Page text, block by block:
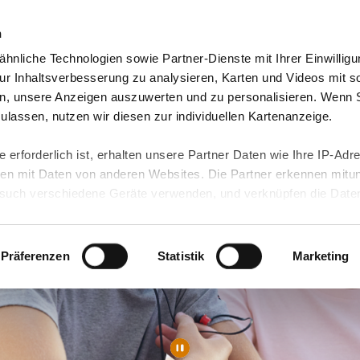
Technologien sowie Partner-Dienste mit Ihrer
Inhaltsverbesserung zu analysieren, Karten und Videos mit
unsere Anzeigen auszuwerten und zu personalisieren. Wenn
nutzen wir diesen zur individuellen Kartenanzeige.
erforderlich ist, erhalten unsere Partner Daten wie Ihre IP-
mit Daten von anderen Websites. Die Partner erkennen
verschiedene Geräte verwenden, und verknüpfen die Daten
ist kein der EU gleichwertiges Datenschutzniveau
Daten führen kann.
unserenDatenschutzhinweisenund in unsererCookie-
Funktionen für diese Zwecke aktiviert sind, müssen Sie
mittels nachfolgender Buttons über Ihre Einwilligung für
erteilte Einwilligung stets für die Zukunft widerrufen. Bitte
Präferenzen Statistik Marketing
& Angebote Presse & Themen Jobs & Karriere